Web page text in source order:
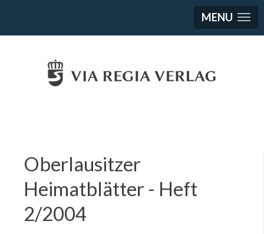
MENU
Oberlausitzer
Heimatblätter - Heft
2/2004